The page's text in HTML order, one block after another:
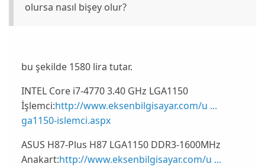
olursa nasıl bişey olur?
bu şekilde 1580 lira tutar.
INTEL Core i7-4770 3.40 GHz LGA1150
İşlemci:http://www.eksenbilgisayar.com/u ...
ga1150-islemci.aspx
ASUS H87-Plus H87 LGA1150 DDR3-1600MHz
Anakart:http://www.eksenbilgisayar.com/u ...